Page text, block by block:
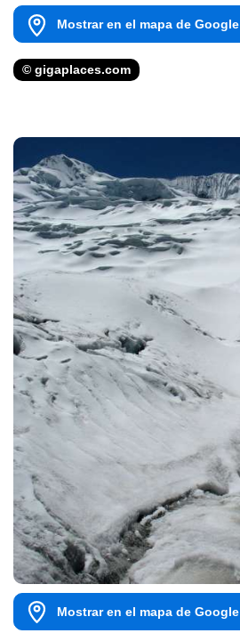
Mostrar en el mapa de Google
© gigaplaces.com
Mostrar en el mapa de Google